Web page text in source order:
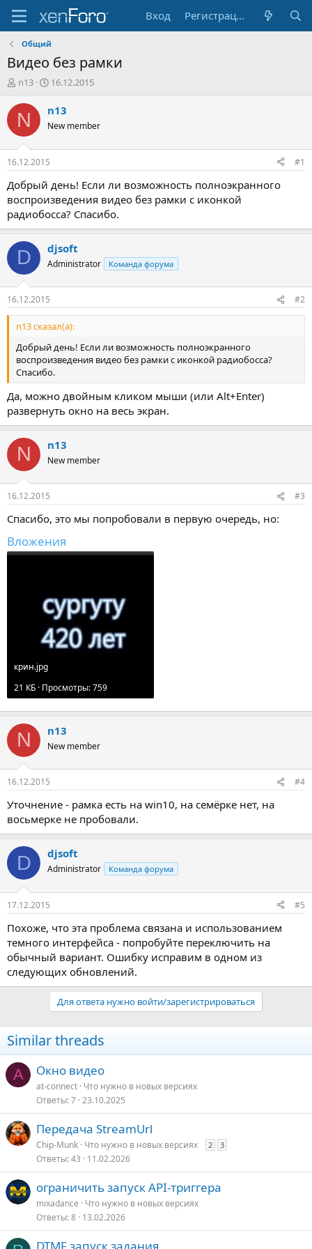
Вход Регистрация
Общий
Видео без рамки
А
т
о
т
е
м
ы
n13
Д
т
н
а
л
а
16.12.2015
N n13
New member
16.12.2015 #1
Добрый день! Если ли возможность полноэкранного
воспроизведения видео без рамки с иконкой
радиобосса? Спасибо.
D djsoft
Administrator Команда форума
16.12.2015 #2
n13 сказал(а):
Добрый день! Если ли возможность полноэкранного
воспроизведения видео без рамки с иконкой радиобосса?
Спасибо.
Да, можно двойным кликом мыши (или Alt+Enter)
развернуть окно на весь экран.
N n13
New member
16.12.2015 #3
Спасибо, это мы попробовали в первую очередь, но:
Вложения
крин.jpg
21 КБ · Просмотры: 759
N n13
New member
16.12.2015 #4
Уточнение - рамка есть на win10, на семёрке нет, на
восьмерке не пробовали.
D djsoft
Administrator Команда форума
17.12.2015 #5
Похоже, что эта проблема связана и использованием
темного интерфейса - попробуйте переключить на
обычный вариант. Ошибку исправим в одном из
следующих обновлений.
Для ответа нужно войти/зарегистрироваться
Similar threads
A Окно видео
at-connect Что нужно в новых версияx
Ответы 7 23.10.2025
Передача StreamUrl
Chip-Munk Что нужно в новых версияx 2 3
Ответы 43 11.02.2026
ограничить запуск API-триггера
mixadance
Что нужно в новых версияx
Ответы 8 13.02.2026
DTMF запуск задания